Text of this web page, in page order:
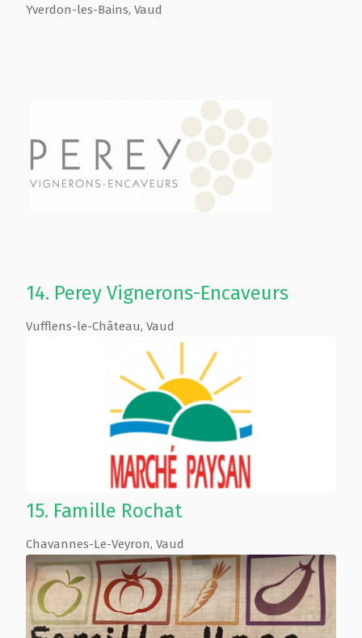
Yverdon-les-Bains, Vaud
14. Perey Vignerons-Encaveurs
Vufflens-le-Château, Vaud
15. Famille Rochat
Chavannes-Le-Veyron, Vaud